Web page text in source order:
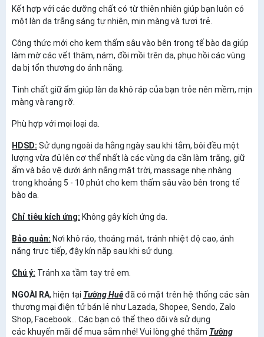
Kết hợp với các dưỡng chất có từ thiên nhiên giúp bạn luôn có
một làn da trắng sáng tự nhiên, mịn màng và tươi trẻ.
Công thức mới cho kem thấm sâu vào bên trong tế bào da giúp
làm mờ các vết thâm, nám, đồi mồi trên da, phục hồi các vùng
da bị tổn thương do ánh nắng.
Tinh chất giữ ẩm giúp làn da khô ráp của bạn trỏe nên mềm, mịn
màng và rạng rỡ.
Phù hợp với mọi loại da.
HDSD: Sử dụng ngoài da hằng ngày sau khi tắm, bôi đều một
lượng vừa đủ lên cơ thể nhất là các vùng da cần làm trắng, giữ
ẩm và bảo vệ dưới ánh nắng mặt trời, massage nhẹ nhàng
trong khoảng 5 - 10 phút cho kem thấm sâu vào bên trong tế
bào da.
Chỉ tiêu kích ứng: Không gây kích ứng da.
Bảo quản: Nơi khô ráo, thoáng mát, tránh nhiệt độ cao, ánh
nắng trực tiếp, đậy kín nắp sau khi sử dụng.
Chú ý: Tránh xa tầm tay trẻ em.
NGOÀI RA, hiện tại Tường Huêđã có mặt trên hệ thống các sàn
thương mại điện tử bán lẻ như Lazada, Shopee, Sendo, Zalo
Shop, Facebook... Các bạn có thể theo dõi và sử dụng
các khuyến mãi để mua sắm nhé! Vui lòng ghé thăm Tường